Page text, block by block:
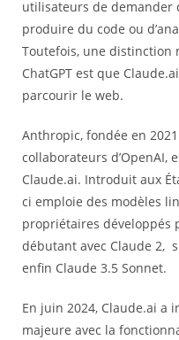
utilisateurs de demander
produire du code ou
Toutefois, une distinction
ChatGPT est que
parcourir le web.
Anthropic, fondée en
collaborateurs d’OpenAI,
Claude.ai. Introduit aux
ci emploie des modèles
propriétaires développés
débutant avec Claude 2,
enfin Claude 3.5 Sonnet.
En juin 2024, Claude.ai a
majeure avec la